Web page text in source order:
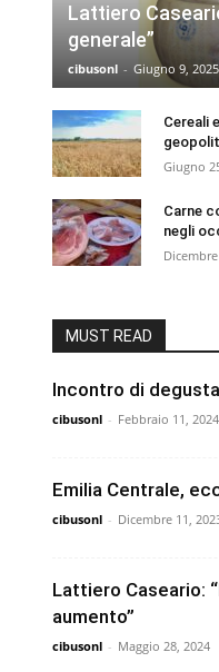
Lattiero
generale”
cibusonl - Giugno 9, 2025
Cereali
Giugno
Carne
negli
MUST READ
Incontro di
cibusonl - Febbraio 11, 2024
Emilia Centrale,
cibusonl - Dicembre 11,
Lattiero Caseario:
aumento”
cibusonl - Maggio 28, 2024